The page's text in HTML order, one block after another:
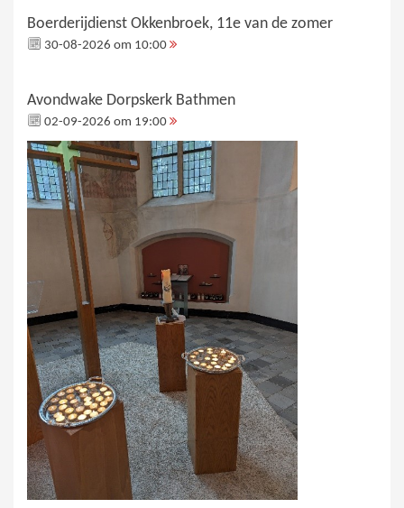
Boerderijdienst Okkenbroek, 11e van de zomer
30-08-2026 om 10:00
Avondwake Dorpskerk Bathmen
02-09-2026 om 19:00